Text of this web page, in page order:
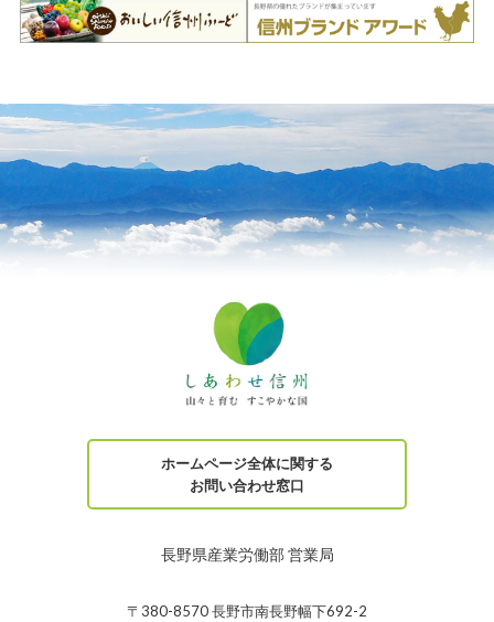
ホームページ全体に関する
お問い合わせ窓口
長野県産業労働部 営業局
〒380-8570 長野市南長野幅下692-2